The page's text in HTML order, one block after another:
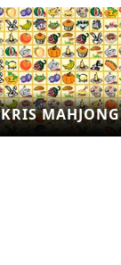
KRIS MAHJONG